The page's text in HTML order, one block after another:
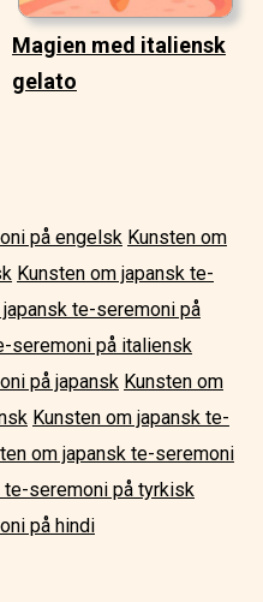
Magien med italiensk
gelato
på engelsk Kunsten om
Kunsten om japansk te-
te-seremoni på
seremoni på italiensk
på japansk Kunsten om
Kunsten om japansk te-
om japansk te-seremoni
te-seremoni på tyrkisk
på hindi